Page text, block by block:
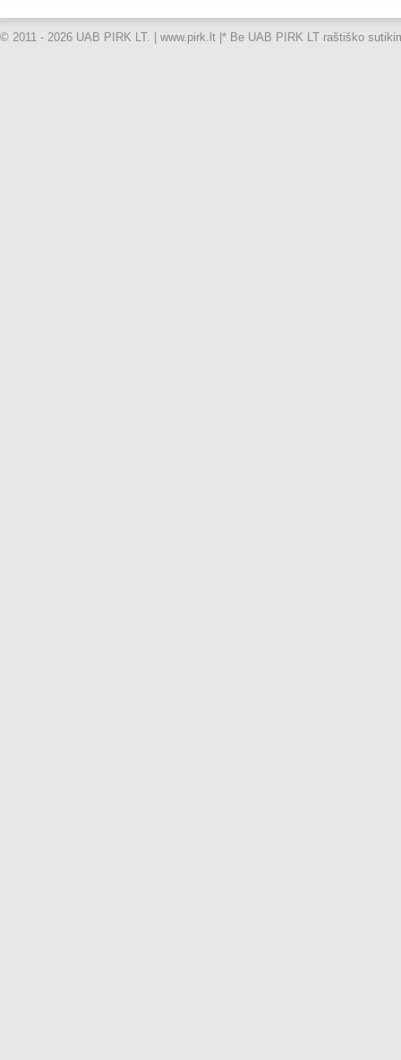
© 2011 - 2026 UAB PIRK LT. | www.pirk.lt |* Be UAB PIRK LT raštiško